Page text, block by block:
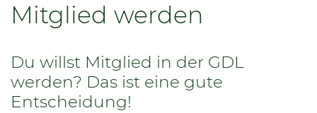
Mitglied werden
Du willst Mitglied in der GDL
werden? Das ist eine gute
Entscheidung!